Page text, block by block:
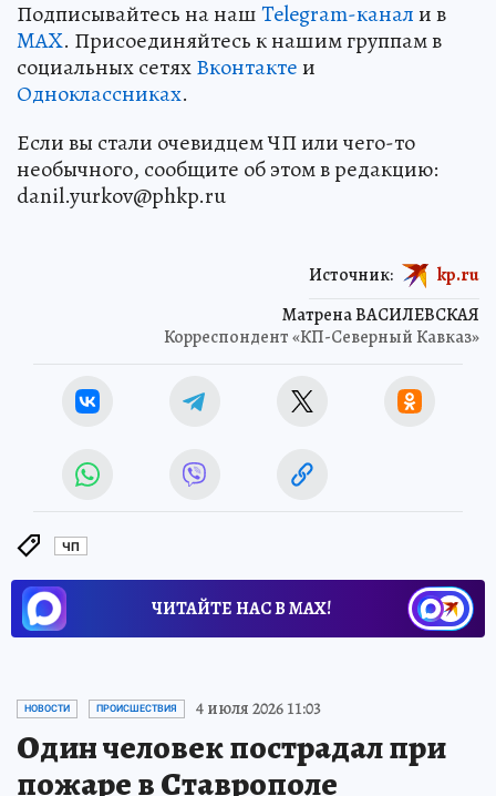
Подписывайтесь на нашTelegram-канали в
MAX. Присоединяйтесь к нашим группам в
социальных сетяхВконтактеи
Одноклассниках.
Если вы стали очевидцем ЧП или чего-то
необычного, сообщите об этом в редакцию:
danil.yurkov@phkp.ru
Матрена ВАСИЛЕВСКАЯ
Корреспондент «КП-Северный Кавказ»
Источник: kp.ru
ЧП
ЧИТАЙТЕ НАС В МАХ!
НОВОСТИ ПРОИСШЕСТВИЯ 4 июля 2026 11:03
Один человек пострадал при
пожаре в Ставрополе